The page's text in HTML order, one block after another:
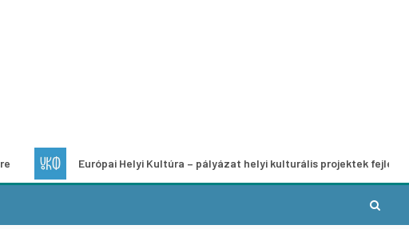
Európai Helyi Kultúra – pályázat helyi kulturális projektek fejlesztésére